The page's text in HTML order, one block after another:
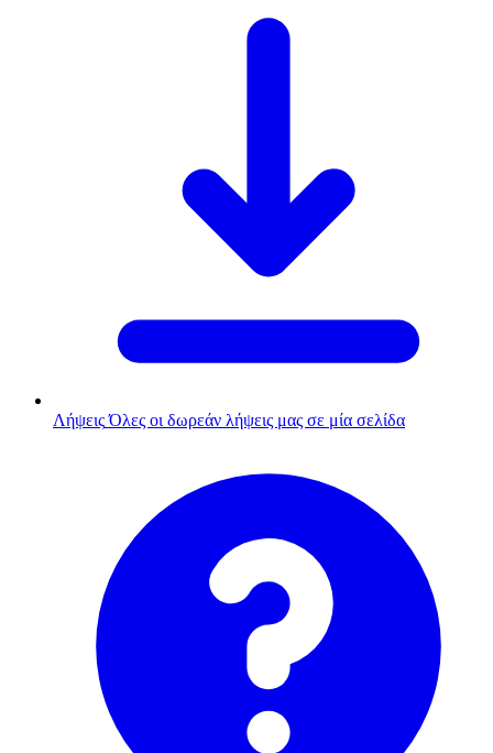
Λήψεις Όλες οι δωρεάν λήψεις μας σε μία σελίδα